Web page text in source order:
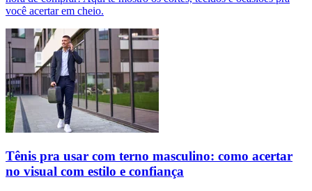
você acertar em cheio.
Tênis pra usar com terno masculino: como acertar
no visual com estilo e confiança